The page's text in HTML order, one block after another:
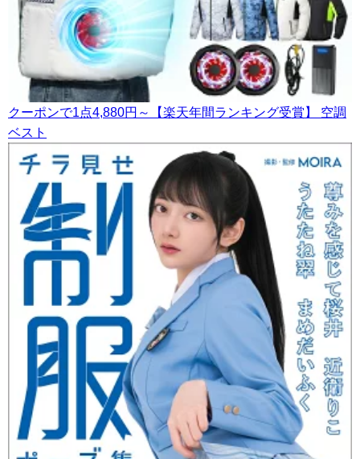
クーポンで1点4,880円～【楽天年間ランキング受賞】 空調
ベスト